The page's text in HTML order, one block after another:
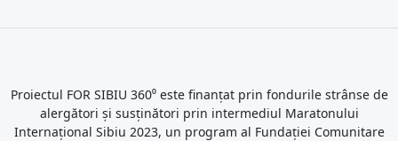
Proiectul FOR SIBIU 360⁰ este finanțat prin fondurile strânse de
alergători și susținători prin intermediul Maratonului
Internațional Sibiu 2023, un program al Fundației Comunitare